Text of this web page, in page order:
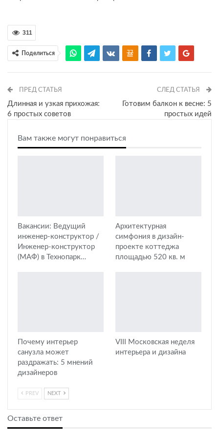
311
Поделиться
ПРЕД СТАТЬЯ
Длинная и узкая прихожая:
6 простых советов
СЛЕД СТАТЬЯ
Готовим балкон к весне: 5
простых идей
Вам также могут понравиться
Вакансии: Ведущий
инженер-конструктор /
Инженер-конструктор
(МАФ) в Технопарк…
Архитектурная
симфония в дизайн-
проекте коттеджа
площадью 520 кв. м
Почему интерьер
санузла может
раздражать: 5 мнений
дизайнеров
VIII Московская неделя
интерьера и дизайна
PREV NEXT
Оставьте ответ